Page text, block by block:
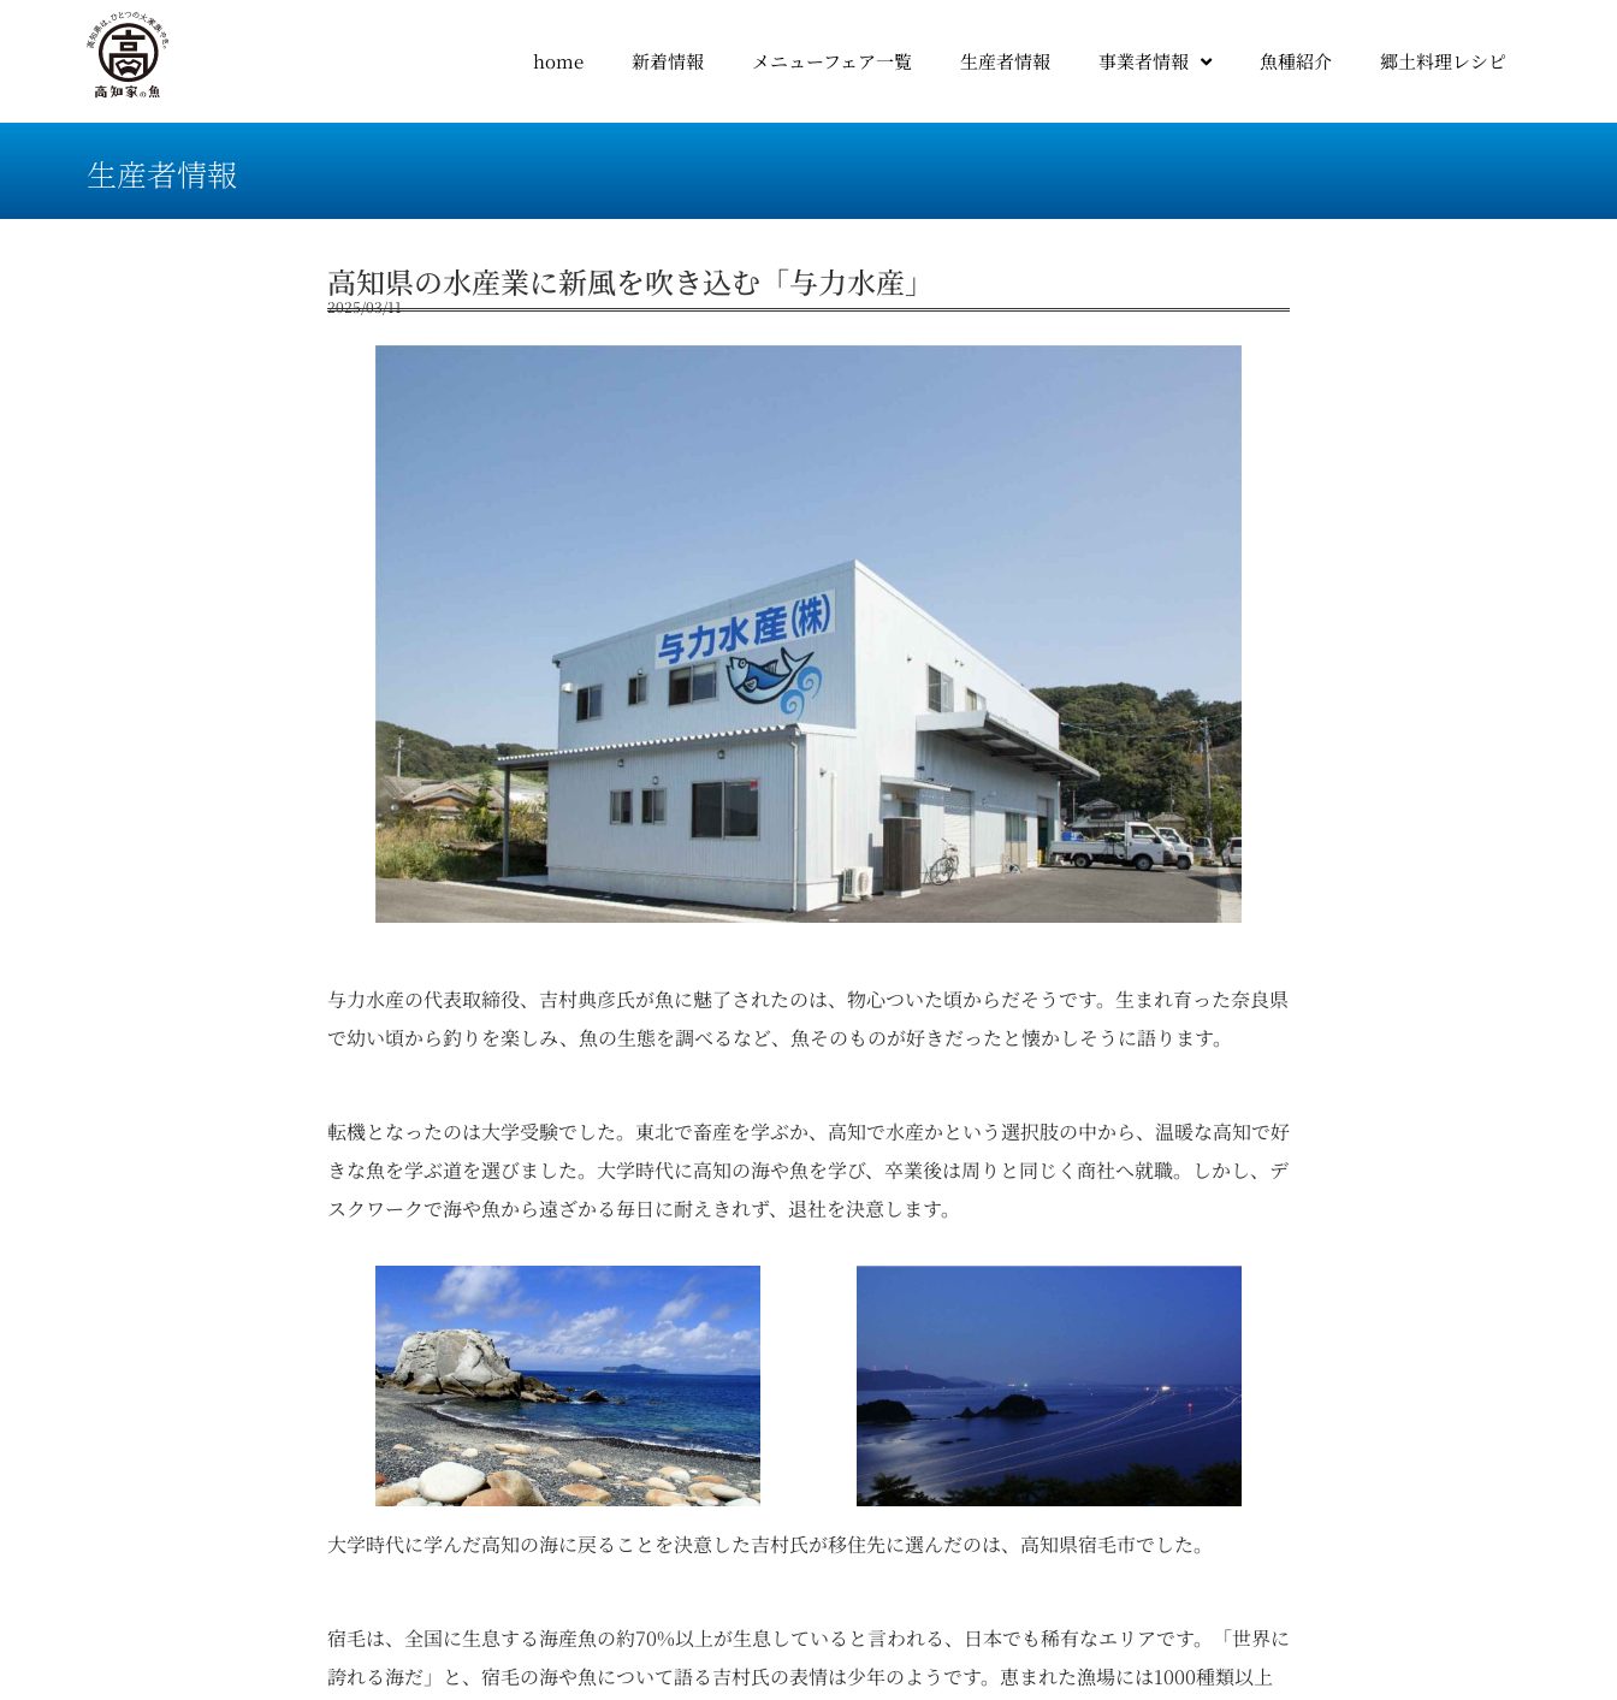
home 新着情報 メニューフェア一覧 生産者情報 事業者情報 魚種紹介 郷土料理レシピ
生産者情報
高知県の水産業に新風を吹き込む「与力水産」
2025/03/11
与力水産の代表取締役、吉村典彦氏が魚に魅了されたのは、物心ついた頃からだそうです。生まれ育った奈良県
で幼い頃から釣りを楽しみ、魚の生態を調べるなど、魚そのものが好きだったと懐かしそうに語ります。
転機となったのは大学受験でした。東北で畜産を学ぶか、高知で水産かという選択肢の中から、温暖な高知で好
きな魚を学ぶ道を選びました。大学時代に高知の海や魚を学び、卒業後は周りと同じく商社へ就職。しかし、デ
スクワークで海や魚から遠ざかる毎日に耐えきれず、退社を決意します。
大学時代に学んだ高知の海に戻ることを決意した吉村氏が移住先に選んだのは、高知県宿毛市でした。
宿毛は、全国に生息する海産魚の約70%以上が生息していると言われる、日本でも稀有なエリアです。「世界に
誇れる海だ」と、宿毛の海や魚について語る吉村氏の表情は少年のようです。恵まれた漁場には1000種類以上